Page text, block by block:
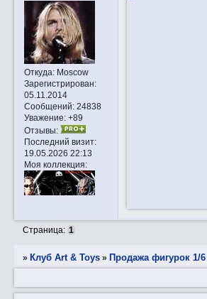
Откуда:Moscow
Зарегистрирован:
05.11.2014
Сообщений:24838
Уважение: +89
Отзывы:
Последний визит:
19.05.2026 22:13
Моя коллекция:
Страница: 1
» Клуб Art & Toys » Продажа фигурок 1/6